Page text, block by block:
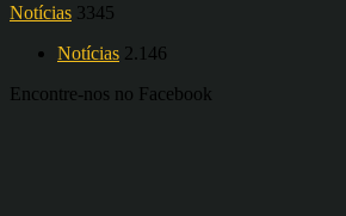
Notícias 3345
Notícias 2.146
Encontre-nos no Facebook